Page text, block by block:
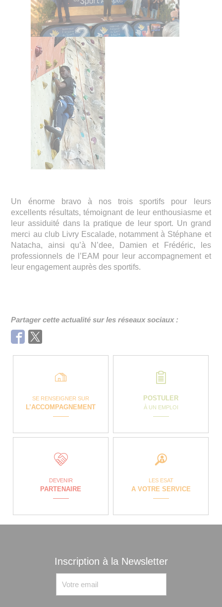
Un énorme bravo à nos trois sportifs pour leurs
excellents résultats, témoignant de leur enthousiasme et
leur assiduité dans la pratique de leur sport. Un grand
merci au club Livry Escalade, notamment à Stéphane et
Natacha, ainsi qu’à N’dee, Damien et Frédéric, les
professionnels de l’EAM pour leur accompagnement et
leur engagement auprès des sportifs.
Partager cette actualité sur les réseaux sociaux :
Facebook
SE RENSEIGNER SUR
L’ACCOMPAGNEMENT
POSTULER
À UN EMPLOI
DEVENIR
PARTENAIRE
LES ESAT
A VOTRE SERVICE
Inscription à la Newsletter